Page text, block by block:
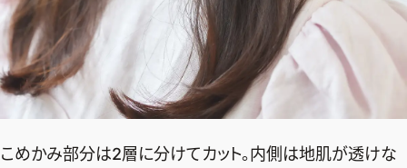
こめかみ部分は2層に分けてカット。内側は地肌が透けな